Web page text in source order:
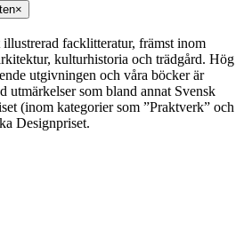
×
facklitteratur, främst inom
kulturhistoria och trädgård. Hög
utgivningen och våra böcker är
utmärkelser som bland annat Svensk
(inom kategorier som ”Praktverk” och
Designpriset.